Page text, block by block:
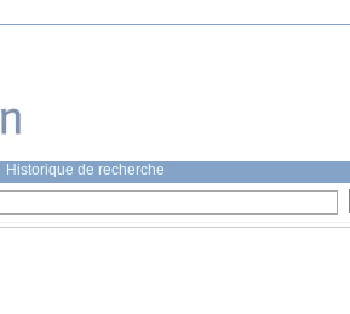
Historique de recherche